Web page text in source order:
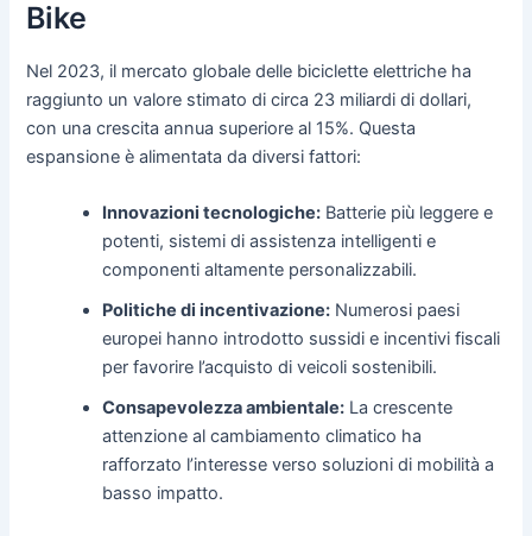
Bike
Nel 2023, il mercato globale delle biciclette elettriche ha
raggiunto un valore stimato di circa 23 miliardi di dollari,
con una crescita annua superiore al 15%. Questa
espansione è alimentata da diversi fattori:
Innovazioni tecnologiche: Batterie più leggere e
potenti, sistemi di assistenza intelligenti e
componenti altamente personalizzabili.
Politiche di incentivazione: Numerosi paesi
europei hanno introdotto sussidi e incentivi fiscali
per favorire l’acquisto di veicoli sostenibili.
Consapevolezza ambientale: La crescente
attenzione al cambiamento climatico ha
rafforzato l’interesse verso soluzioni di mobilità a
basso impatto.